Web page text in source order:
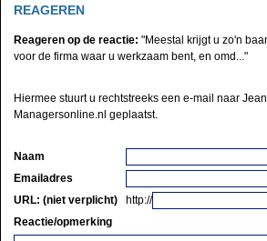
REAGEREN
Reageren op de reactie: "Meestal krijgt u zo'n
voor de firma waar u werkzaam bent, en omd..."
Hiermee stuurt u rechtstreeks een e-mail naar
Managersonline.nl geplaatst.
Naam
Emailadres
URL: (niet verplicht)
http://
Reactie/opmerking